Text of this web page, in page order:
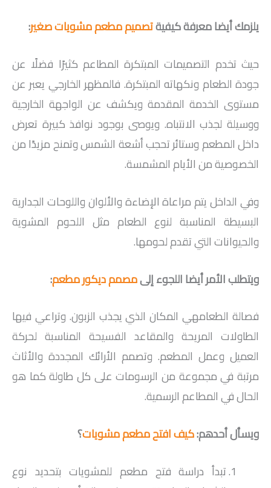
يلزمك أيضا معرفة كيفيةتصميم مطعم مشويات صغير:
حيث تخدم التصميمات المبتكرة المطاعم كثيرًا فضلًا عن
جودة الطعام ونكهاته المبتكرة. فالمظهر الخارجي يعبر عن
مستوى الخدمة المقدمة ويكشف عن الواجهة الخارجية
ووسيلة لجذب الانتباه. ويوصى بوجود نوافذ كبيرة تعرض
داخل المطعم وستائر تحجب أشعة الشمس وتمنح مزيدًا من
الخصوصية من الأيام المشمسة.
وفي الداخل يتم مراعاة الإضاءة والألوان واللوحات الجدارية
البسيطة المناسبة لنوع الطعام مثل اللحوم المشوية
والحيوانات التي تقدم لحومها.
ويتطلب الأمر أيضا اللجوء إلىمصمم ديكور مطعم:
فصالة الطعامهي المكان الذي يجذب الزبون. وتراعي فيها
الطاولات المريحة والمقاعد الفسيحة المناسبة لحركة
العميل وعمل المطعم. وتصمم الأرائك المجددة والأثاث
مرتبة في مجموعة من الرسومات على كل طاولة كما هو
الحال في المطاعم الرسمية.
ويسأل أحدهم:كيف افتح مطعم مشويات؟
تبدأ دراسة فتح مطعم للمشويات بتحديد نوع